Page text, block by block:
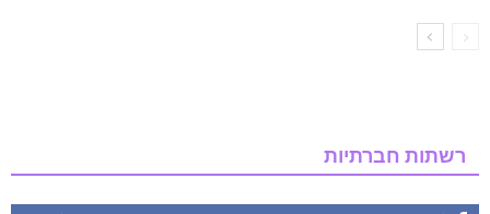
רשתות חברתיות